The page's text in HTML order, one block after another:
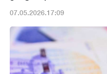
07.05.2026.17:09